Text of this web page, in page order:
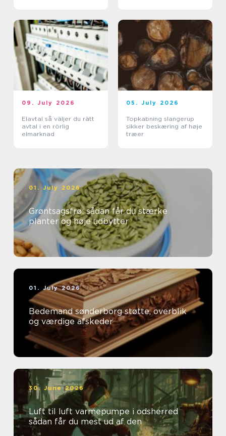
09. July 2026
Elavtal så väljer du rätt
avtal i en rörlig
elmarknad
05. July 2026
Topkabning slangerup
sikker beskæring af høje
træer
01. July 2026
Grøntsagsfrø: sådan får du stærke
planter og høje udbytter
01. July 2026
Bedemand sønderborg støtte, overblik
og værdige afskeder
30. June 2026
Luft til luft varmepumpe i odsherred
sådan får du mest ud af den